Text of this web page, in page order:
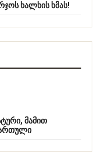
ხალხის ხმას!
მამით